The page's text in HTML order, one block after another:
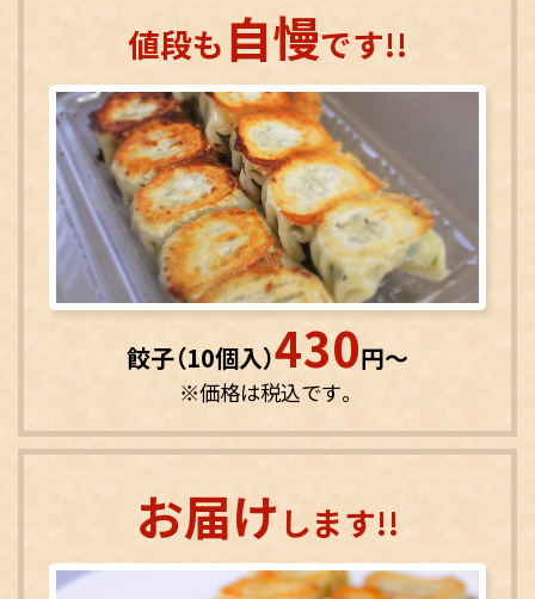
値段も 自慢です!!
餃子（10個入）430円〜
※価格は税込です。
お届け します!!